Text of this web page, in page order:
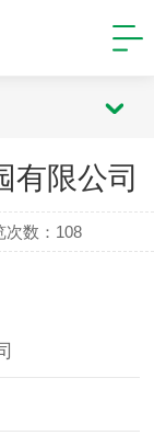
有限公司
次数： 108